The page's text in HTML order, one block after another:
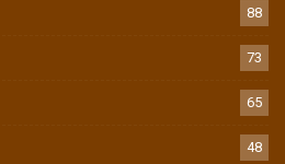
88
73
65
48